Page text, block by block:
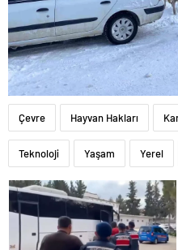
Çevre Hayvan Hakları
Teknoloji Yaşam Yerel